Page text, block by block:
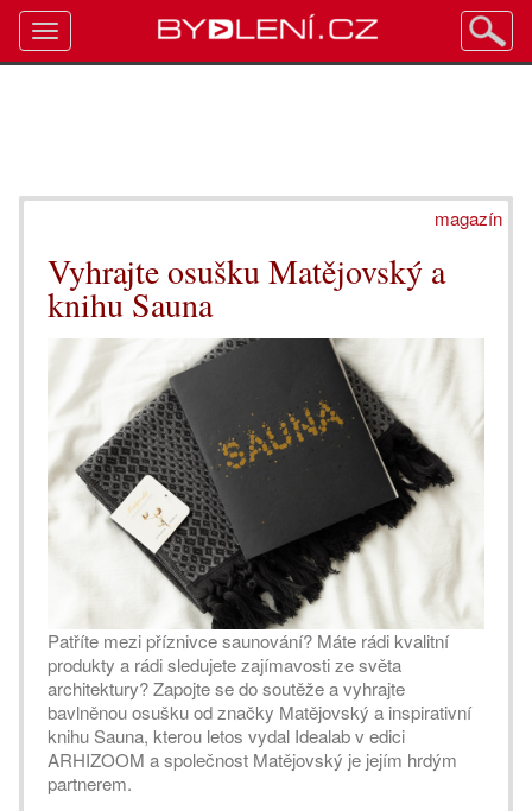
magazín
Vyhrajte osušku Matějovský a
knihu Sauna
Patříte mezi příznivce saunování? Máte rádi kvalitní
produkty a rádi sledujete zajímavosti ze světa
architektury? Zapojte se do soutěže a vyhrajte
bavlněnou osušku od značky Matějovský a inspirativní
knihu Sauna, kterou letos vydal Idealab v edici
ARHIZOOM a společnost Matějovský je jejím hrdým
partnerem.
Toggle
navigation